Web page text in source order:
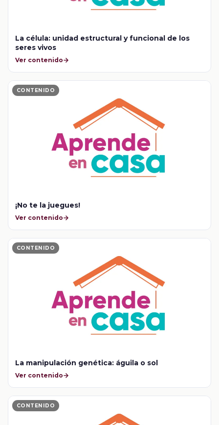
La célula: unidad estructural y funcional de los
seres vivos
Ver contenido
CONTENIDO
¡No te la juegues!
Ver contenido
CONTENIDO
La manipulación genética: águila o sol
Ver contenido
CONTENIDO